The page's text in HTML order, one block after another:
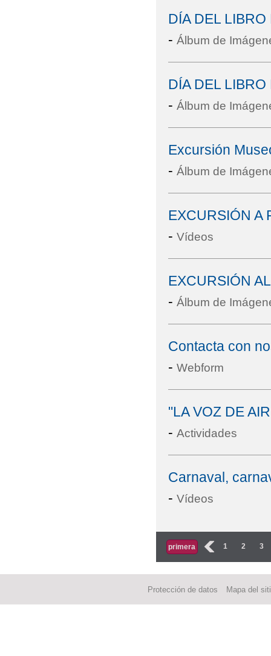
DÍA DEL
- Álbum de
DÍA DEL
- Álbum de
Excursión
- Álbum de
EXCURSIÓN A
- Vídeos
EXCURSIÓN
- Álbum de
Contacta con
- Webform
"LA VOZ DE
- Actividades
Carnaval,
- Vídeos
Páginas
primera ‹ 1 2 3
Protección de datos Mapa del